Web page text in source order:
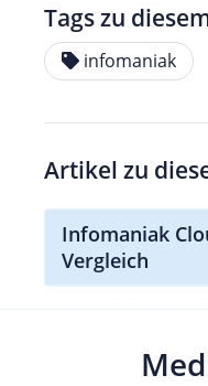
Tags zu
infomaniak
Artikel zu
Infomaniak
Vergleich